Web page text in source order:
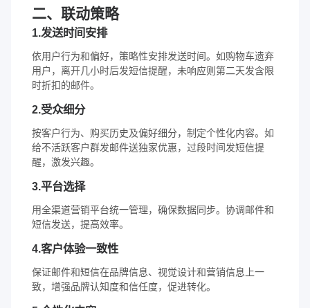
二、联动策略
1.发送时间安排
依用户行为和偏好，策略性安排发送时间。如购物车遗弃
用户，离开几小时后发短信提醒，未响应则第二天发含限
时折扣的邮件。
2.受众细分
按客户行为、购买历史及偏好细分，制定个性化内容。如
给不活跃客户群发邮件送独家优惠，过段时间发短信提
醒，激发兴趣。
3.平台选择
用全渠道营销平台统一管理，确保数据同步。协调邮件和
短信发送，提高效率。
4.客户体验一致性
保证邮件和短信在品牌信息、视觉设计和营销信息上一
致，增强品牌认知度和信任度，促进转化。